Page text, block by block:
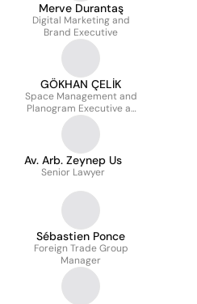
Merve Durantaş
Digital Marketing and
Brand Executive
GÖKHAN ÇELİK
Space Management and
Planogram Executive at
CarrefourSA
Av. Arb. Zeynep Us
Senior Lawyer
Sébastien Ponce
Foreign Trade Group
Manager